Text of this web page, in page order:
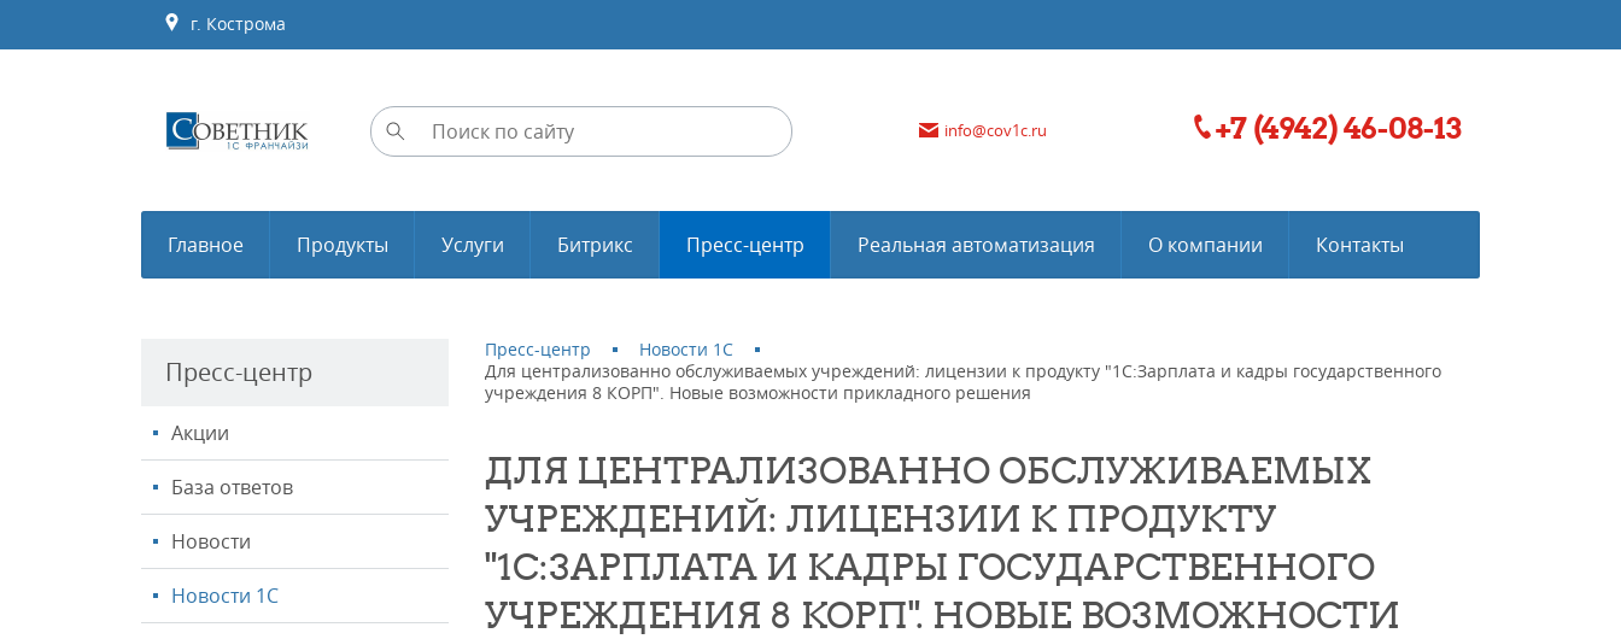
г. Кострома
info@cov1c.ru +7 (4942) 46-08-13
Главное Продукты Услуги Битрикс Пресс-центр Реальная автоматизация О компании Контакты
Пресс-центр
Акции
База ответов
Новости
Новости 1С
Пресс-центр
Новости 1С
Для централизованно обслуживаемых учреждений: лицензии к продукту "1С:Зарплата и кадры государственного
учреждения 8 КОРП". Новые возможности прикладного решения
ДЛЯ ЦЕНТРАЛИЗОВАННО ОБСЛУЖИВАЕМЫХ
УЧРЕЖДЕНИЙ: ЛИЦЕНЗИИ К ПРОДУКТУ
"1С:ЗАРПЛАТА И КАДРЫ ГОСУДАРСТВЕННОГО
УЧРЕЖДЕНИЯ 8 КОРП". НОВЫЕ ВОЗМОЖНОСТИ